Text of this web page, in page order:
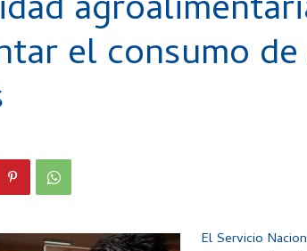
el consumo
El Servicio